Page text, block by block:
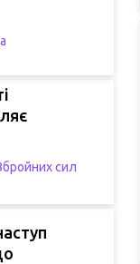
сил